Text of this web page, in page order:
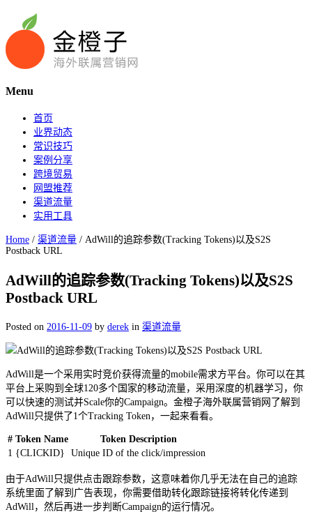
Menu
首页
业界动态
常识技巧
案例分享
跨境贸易
网盟推荐
渠道流量
实用工具
Home / 渠道流量 / AdWill的追踪参数(Tracking Tokens)以及S2S
Postback URL
AdWill的追踪参数(Tracking Tokens)以及S2S
Postback URL
Posted on 2016-11-09 by derek in 渠道流量
AdWill是一个采用实时竞价获得流量的mobile需求方平台。你可以在其
平台上采购到全球120多个国家的移动流量，采用深度的机器学习，你
可以快速的测试并Scale你的Campaign。金橙子海外联属营销网了解到
AdWill只提供了1个Tracking Token，一起来看看。
# Token Name
Token Description
1 {CLICKID} Unique ID of the click/impression
由于AdWill只提供点击跟踪参数，这意味着你几乎无法在自己的追踪
系统里面了解到广告表现，你需要借助转化跟踪链接将转化传递到
AdWill，然后再进一步判断Campaign的运行情况。